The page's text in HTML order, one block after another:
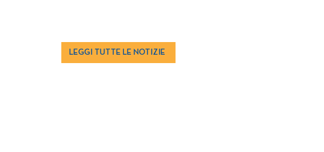
LEGGI TUTTE LE NOTIZIE